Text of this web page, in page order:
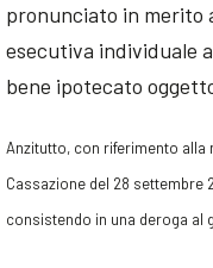
pronunciato in merito
esecutiva individuale
bene ipotecato
Anzitutto, con riferimento alla
Cassazione del 28 settembre
consistendo in una deroga al